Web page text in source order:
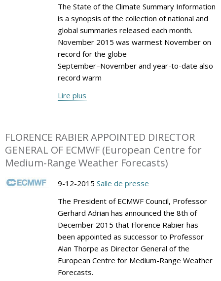
The State of the Climate Summary Information
is a synopsis of the collection of national and
global summaries released each month.
November 2015 was warmest November on
record for the globe
September–November and year-to-date also
record warm
Lire plus
FLORENCE RABIER APPOINTED DIRECTOR
GENERAL OF ECMWF (European Centre for
Medium-Range Weather Forecasts)
9-12-2015 Salle de presse
The President of ECMWF Council, Professor
Gerhard Adrian has announced the 8th of
December 2015 that Florence Rabier has
been appointed as successor to Professor
Alan Thorpe as Director General of the
European Centre for Medium-Range Weather
Forecasts.